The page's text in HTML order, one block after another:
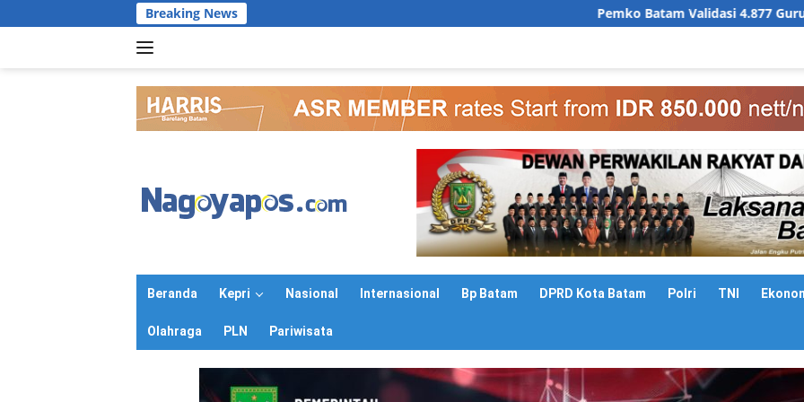
ke
Breaking News Pemko Batam Validasi 4.877 Guru dan Tenaga
Beranda Kepri Nasional Internasional Bp Batam DPRD Kota Batam Polri TNI
Olahraga PLN Pariwisata